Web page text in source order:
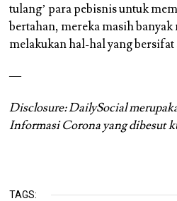
tulang’ para pebisnis untuk
bertahan, mereka masih
melakukan hal-hal yang bersifat
—
Disclosure: DailySocial
Informasi Corona yang dibesut
TAGS: